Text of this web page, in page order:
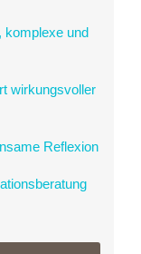
komplexe und
wirkungsvoller
Reflexion